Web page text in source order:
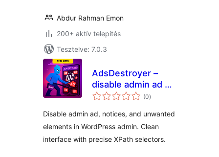
Abdur Rahman Emon
200+ aktív telepítés
Tesztelve: 7.0.3
AdsDestroyer –
disable admin ad &
adblocker
(0értékelés
összesen
)
Disable admin ad, notices, and unwanted
elements in WordPress admin. Clean
interface with precise XPath selectors.